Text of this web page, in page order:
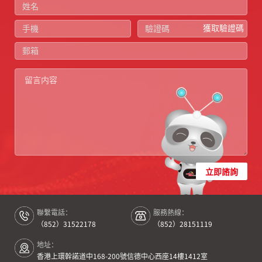
獲取驗證碼
立即諮詢
聯繫電話：
（852）31522178
服務熱線：
（852）28151119
地址：
香港上環幹諾道中168-200號信德中心西座14樓1412室